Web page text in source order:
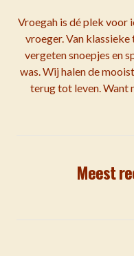
Vroegah is dé plek voor
vroeger. Van
vergeten snoepjes en
was. Wij halen de
terug tot leven. Want
Meest